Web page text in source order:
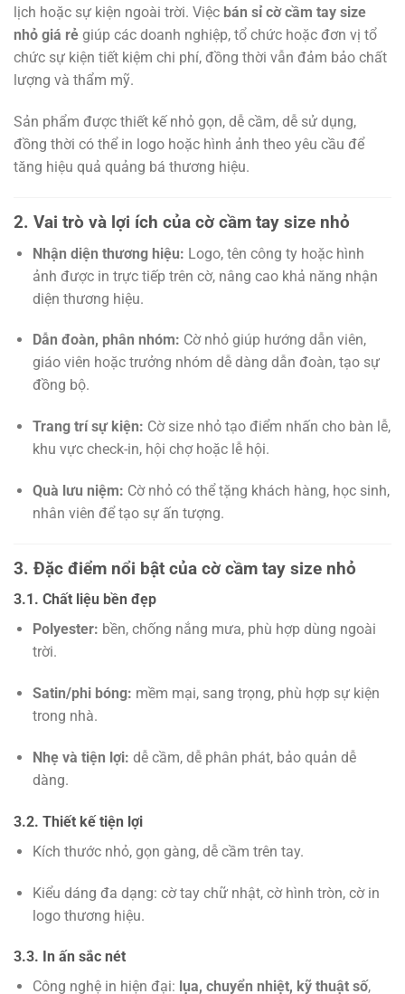
lịch hoặc sự kiện ngoài trời. Việc bán sỉ cờ cầm tay size
nhỏ giá rẻ giúp các doanh nghiệp, tổ chức hoặc đơn vị tổ
chức sự kiện tiết kiệm chi phí, đồng thời vẫn đảm bảo chất
lượng và thẩm mỹ.
Sản phẩm được thiết kế nhỏ gọn, dễ cầm, dễ sử dụng,
đồng thời có thể in logo hoặc hình ảnh theo yêu cầu để
tăng hiệu quả quảng bá thương hiệu.
2. Vai trò và lợi ích của cờ cầm tay size nhỏ
Nhận diện thương hiệu: Logo, tên công ty hoặc hình
ảnh được in trực tiếp trên cờ, nâng cao khả năng nhận
diện thương hiệu.
Dẫn đoàn, phân nhóm: Cờ nhỏ giúp hướng dẫn viên,
giáo viên hoặc trưởng nhóm dễ dàng dẫn đoàn, tạo sự
đồng bộ.
Trang trí sự kiện: Cờ size nhỏ tạo điểm nhấn cho bàn lễ,
khu vực check-in, hội chợ hoặc lễ hội.
Quà lưu niệm: Cờ nhỏ có thể tặng khách hàng, học sinh,
nhân viên để tạo sự ấn tượng.
3. Đặc điểm nổi bật của cờ cầm tay size nhỏ
3.1. Chất liệu bền đẹp
Polyester: bền, chống nắng mưa, phù hợp dùng ngoài
trời.
Satin/phi bóng: mềm mại, sang trọng, phù hợp sự kiện
trong nhà.
Nhẹ và tiện lợi: dễ cầm, dễ phân phát, bảo quản dễ
dàng.
3.2. Thiết kế tiện lợi
Kích thước nhỏ, gọn gàng, dễ cầm trên tay.
Kiểu dáng đa dạng: cờ tay chữ nhật, cờ hình tròn, cờ in
logo thương hiệu.
3.3. In ấn sắc nét
Công nghệ in hiện đại: lụa, chuyển nhiệt, kỹ thuật số,